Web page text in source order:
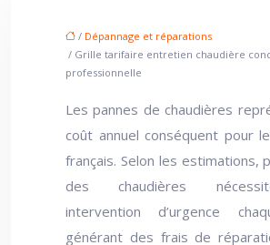
/ Dépannage et réparations
/ Grille tarifaire entretien chaudière
professionnelle
Les pannes de chaudières
coût annuel conséquent pour
français. Selon les estimations,
des chaudières
intervention d’urgence
générant des frais de